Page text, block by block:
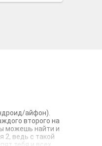
айфон).
второго на
можешь найти и
2, ведь с такой